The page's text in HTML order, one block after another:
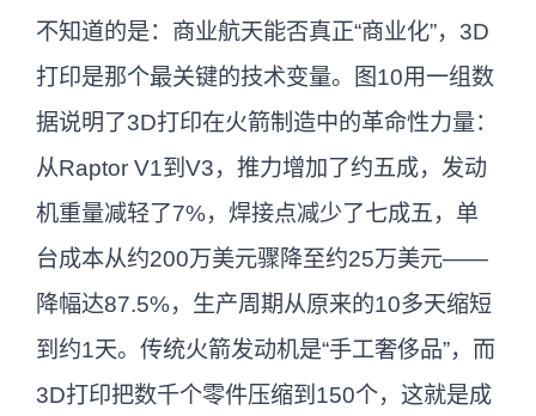
不知道的是：商业航天能否真正“商业化”，3D
打印是那个最关键的技术变量。图10用一组数
据说明了3D打印在火箭制造中的革命性力量：
从Raptor V1到V3，推力增加了约五成，发动
机重量减轻了7%，焊接点减少了七成五，单
台成本从约200万美元骤降至约25万美元——
降幅达87.5%，生产周期从原来的10多天缩短
到约1天。传统火箭发动机是“手工奢侈品”，而
3D打印把数千个零件压缩到150个，这就是成